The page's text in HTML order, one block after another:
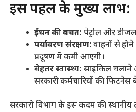
​इस पहल के मुख्य लाभ:
ईंधन की बचत: पेट्रोल और
पर्यावरण संरक्षण: वाहनों से
प्रदूषण में कमी आएगी।
बेहतर स्वास्थ्य: साइकिल
सरकारी कर्मचारियों की फिटनेस
​सरकारी विभाग के इस कदम की स्थानीय